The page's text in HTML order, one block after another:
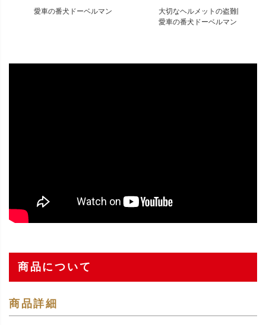
愛車の番犬ドーベルマン
大切なヘルメットの盗難防止に。
愛車の番犬ドーベルマン
商品について
商品詳細